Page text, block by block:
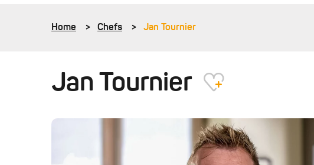
Home Chefs Jan Tournier
Jan Tournier